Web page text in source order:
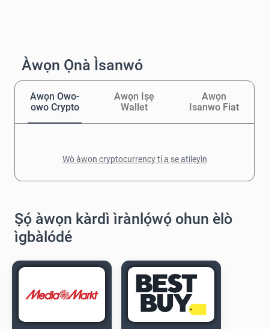
Àwọn Ọ̀nà Ìsanwó
Awọn Owo-
owo Crypto
Awọn Iṣẹ
Wallet
Awọn
Isanwo Fiat
Wò àwọn cryptocurrency tí a ṣe atilẹyìn
Ṣọ́ àwọn kàrdì ìrànlọ́wọ́ ohun èlò
ìgbàlódé